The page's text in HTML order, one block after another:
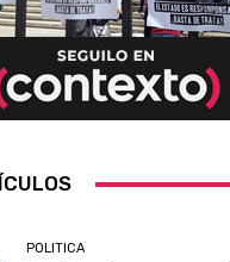
POLITICA